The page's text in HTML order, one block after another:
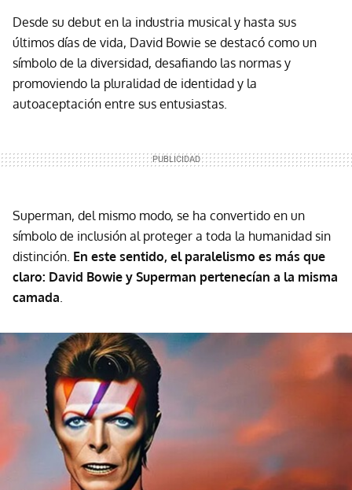
Desde su debut en la industria musical y hasta sus
últimos días de vida, David Bowie se destacó como un
símbolo de la diversidad, desafiando las normas y
promoviendo la pluralidad de identidad y la
autoaceptación entre sus entusiastas.
Superman, del mismo modo, se ha convertido en un
símbolo de inclusión al proteger a toda la humanidad sin
distinción. En este sentido, el paralelismo es más que
claro: David Bowie y Superman pertenecían a la misma
camada.